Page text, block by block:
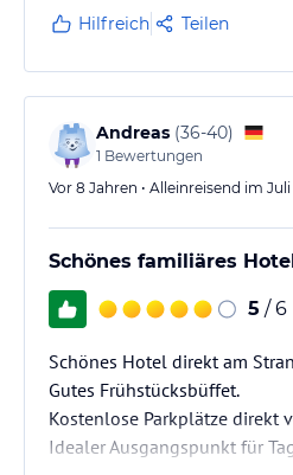
freundlich und zuvor
wieder kommen!
Hilfreich Teilen
Andreas (36-40)
1 Bewertungen
Vor 8 Jahren • Alleinreisend im Juli
Schönes familiäres
5 / 6
Schönes Hotel direkt am
Gutes Frühstücksbüffet.
Kostenlose Parkplätze direkt
Idealer Ausgangspunkt für